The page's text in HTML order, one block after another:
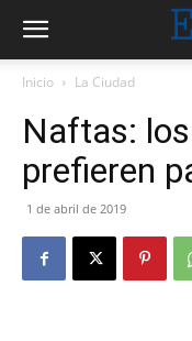
Inicio La Ciudad
Naftas:
prefieren
1 de abril de 2019